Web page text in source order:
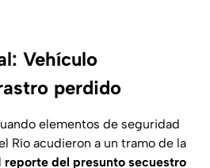
Vehículo
perdido
elementos de seguridad
Río acudieron a un tramo de la
reporte del presunto secuestro